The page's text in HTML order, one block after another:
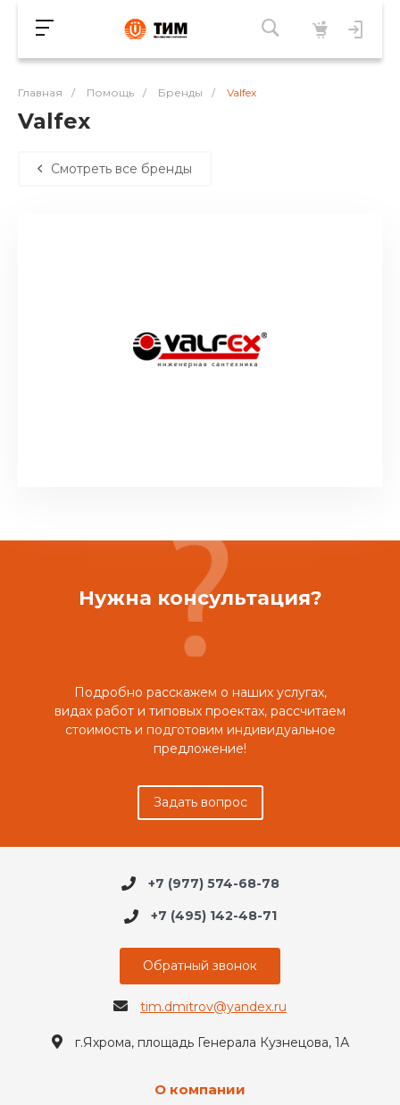
Главная / Помощь / Бренды / Valfex
Valfex
Смотреть все бренды
Нужна консультация?
Подробно расскажем о наших услугах,
видах работ и типовых проектах, рассчитаем
стоимость и подготовим индивидуальное
предложение!
Задать вопрос
+7 (977) 574-68-78
+7 (495) 142-48-71
Обратный звонок
tim.dmitrov@yandex.ru
г.Яхрома, площадь Генерала Кузнецова, 1А
О компании